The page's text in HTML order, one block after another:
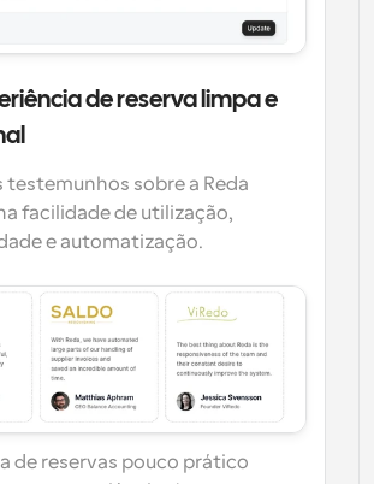
de reserva limpa e
testemunhos sobre a Reda
facilidade de utilização,
e automatização.
de reservas pouco prático